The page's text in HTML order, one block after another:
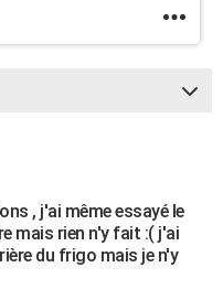
, j'ai même essayé le
mais rien n'y fait :( j'ai
du frigo mais je n'y